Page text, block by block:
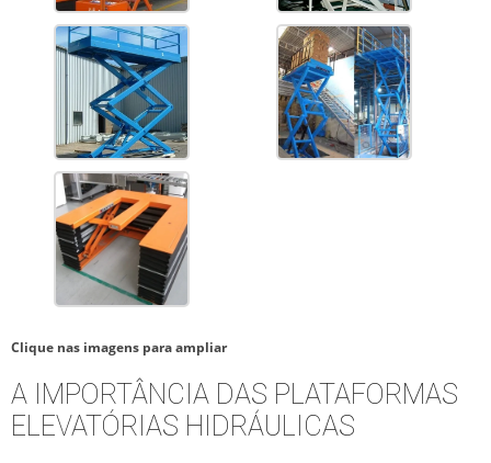
Clique nas imagens para ampliar
A IMPORTÂNCIA DAS PLATAFORMAS
ELEVATÓRIAS HIDRÁULICAS